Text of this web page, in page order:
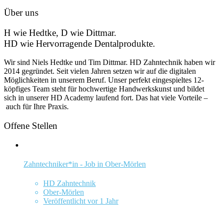
Über uns
H wie Hedtke, D wie Dittmar.
HD wie Hervorragende Dentalprodukte.
Wir sind Niels Hedtke und Tim Dittmar. HD Zahntechnik haben wir
2014 gegründet. Seit vielen Jahren setzen wir auf die digitalen
Möglichkeiten in unserem Beruf. Unser perfekt eingespieltes 12-
köpfiges Team steht für hochwertige Handwerkskunst und bildet
sich in unserer HD Academy laufend fort. Das hat viele Vorteile –
auch für Ihre Praxis.
Offene Stellen
Zahntechniker*in - Job in Ober-Mörlen
HD Zahntechnik
Ober-Mörlen
Veröffentlicht vor 1 Jahr